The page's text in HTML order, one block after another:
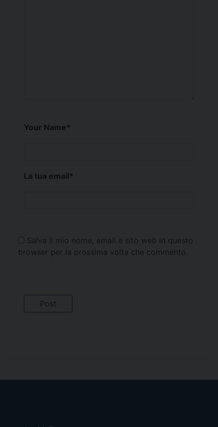
Your Name*
La tua email*
Salva il mio nome, email e sito web in questo
browser per la prossima volta che commento.